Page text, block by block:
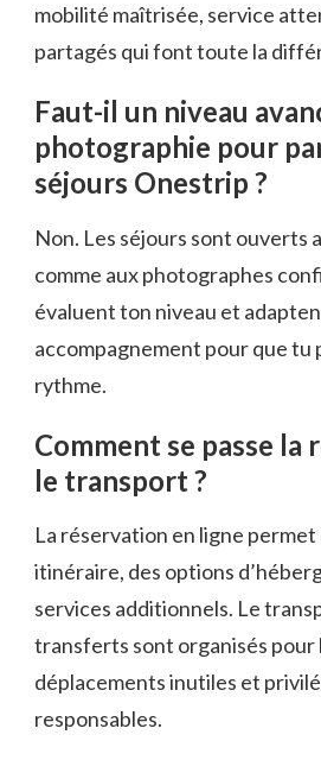
mobilité maîtrisée, service
partagés qui font toute la
Faut-il un niveau
photographie pour
séjours Onestrip ?
Non. Les séjours sont ouverts
comme aux photographes
évaluent ton niveau et
accompagnement pour que tu
rythme.
Comment se passe la
le transport ?
La réservation en ligne permet
itinéraire, des options
services additionnels. Le
transferts sont organisés pour
déplacements inutiles et
responsables.